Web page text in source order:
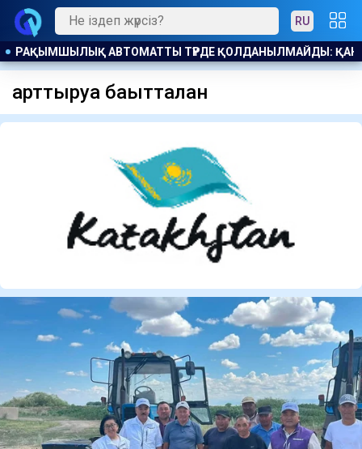
RU
БОСТАНДЫҚҚА ШЫҚТЫ ҰЛТССО АҚ ҒА
арттыруға бағытталған